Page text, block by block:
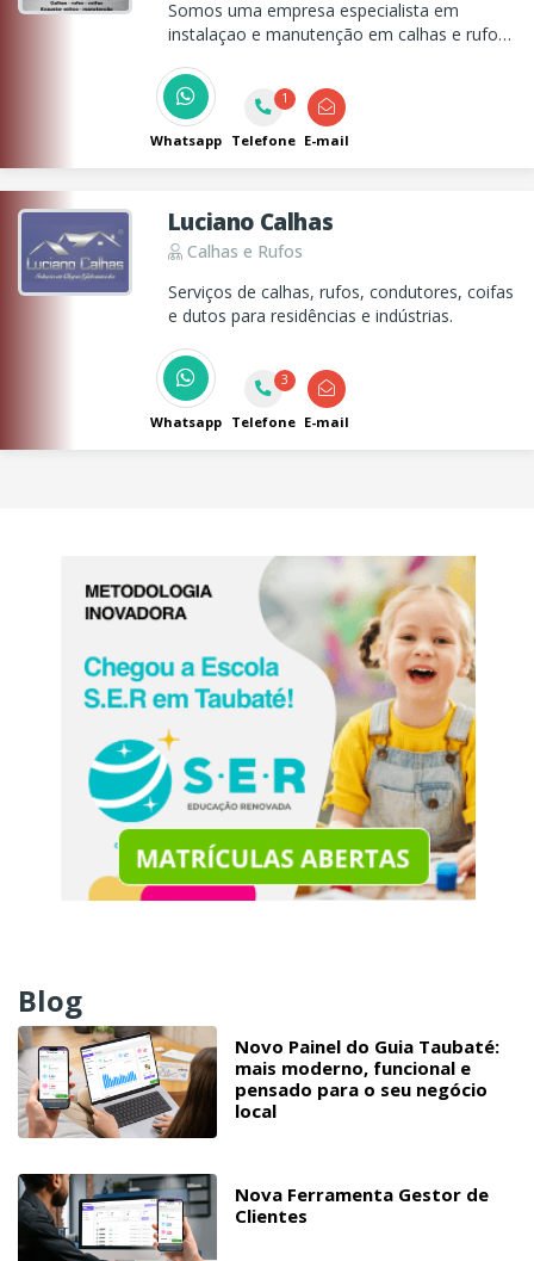
Somos uma empresa especialista em
instalaçao e manutenção em calhas e rufos
Whatsapp
1
Telefone E-mail
Luciano Calhas
Calhas e Rufos
Serviços de calhas, rufos, condutores, coifas
e dutos para residências e indústrias.
Whatsapp
3
Telefone E-mail
Blog
Novo Painel do Guia Taubaté:
mais moderno, funcional e
pensado para o seu negócio
local
Nova Ferramenta Gestor de
Clientes